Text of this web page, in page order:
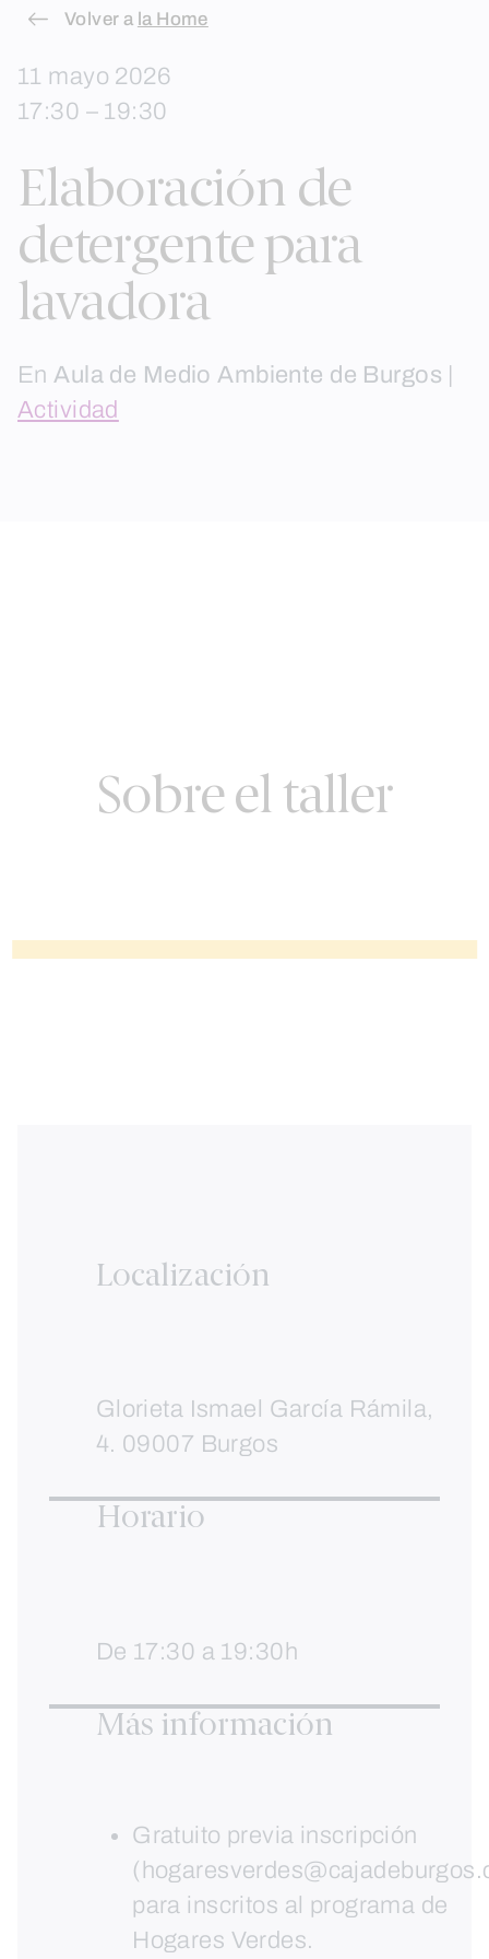
Skip
content
Volver a la Home
11 mayo 2026
17:30 – 19:30
Elaboración de
detergente para
lavadora
EnAula de Medio Ambiente de Burgos
Actividad
Sobre el taller
Localización
Glorieta Ismael García Rámila,
4. 09007 Burgos
Horario
De 17:30 a 19:30h
Más información
Gratuito previa inscripción
para inscritos al programa de
Hogares Verdes.